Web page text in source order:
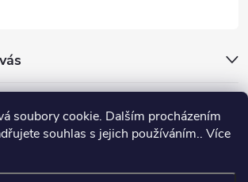
soubory cookie. Dalším procházením
souhlas s jejich používáním.. Více